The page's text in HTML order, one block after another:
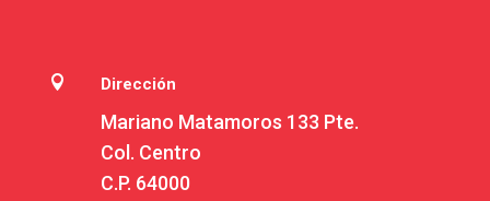
 Dirección
Mariano Matamoros 133 Pte.
Col. Centro
C.P. 64000